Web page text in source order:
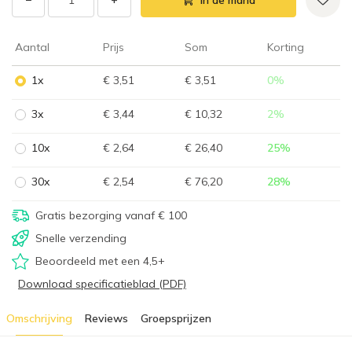
Aantal Prijs Som Korting
1x € 3,51 € 3,51 0%
3x € 3,44 € 10,32 2%
10x € 2,64 € 26,40 25%
30x € 2,54 € 76,20 28%
Gratis bezorging vanaf € 100
Snelle verzending
Beoordeeld met een 4,5+
Download specificatieblad (PDF)
Omschrijving Reviews Groepsprijzen